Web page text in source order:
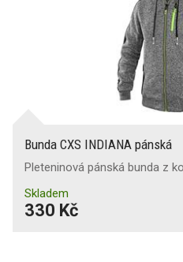
Bunda CXS INDIANA pánská
Pleteninová pánská bunda z
Skladem
330 Kč